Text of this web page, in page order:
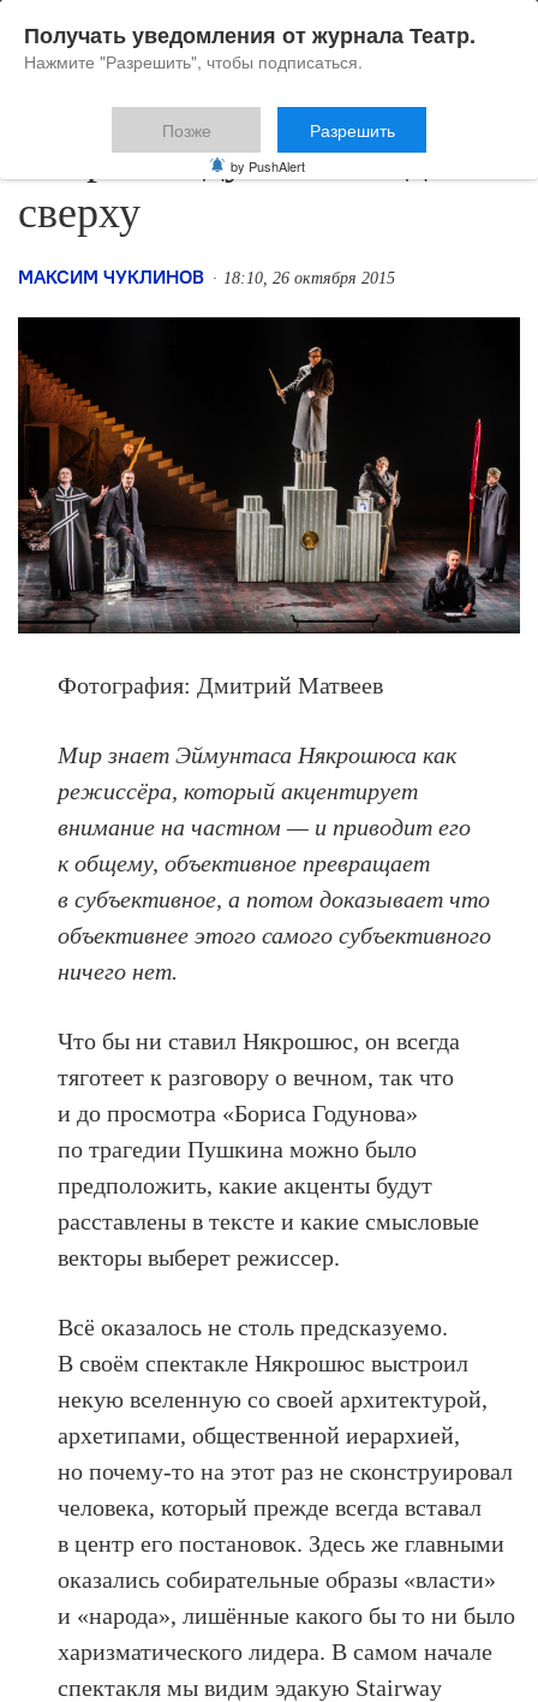
«Борис Годунов». Вид
сверху
МАКСИМ ЧУКЛИНОВ 18:10, 26 октября 2015
Фотография: Дмитрий Матвеев
Мир знает Эймунтаса Някрошюса как
режиссёра, который акцентирует
внимание на частном — и приводит его
к общему, объективное превращает
в субъективное, а потом доказывает что
объективнее этого самого субъективного
ничего нет.
Что бы ни ставил Някрошюс, он всегда
тяготеет к разговору о вечном, так что
и до просмотра «Бориса Годунова»
по трагедии Пушкина можно было
предположить, какие акценты будут
расставлены в тексте и какие смысловые
векторы выберет режиссер.
Всё оказалось не столь предсказуемо.
В своём спектакле Някрошюс выстроил
некую вселенную со своей архитектурой,
архетипами, общественной иерархией,
но почему-то на этот раз не сконструировал
человека, который прежде всегда вставал
в центр его постановок. Здесь же главными
оказались собирательные образы «власти»
и «народа», лишённые какого бы то ни было
харизматического лидера. В самом начале
спектакля мы видим эдакую Stairway
Получать уведомления от журнала Театр.
Нажмите "Разрешить", чтобы подписаться.
Позже Разрешить
by PushAlert